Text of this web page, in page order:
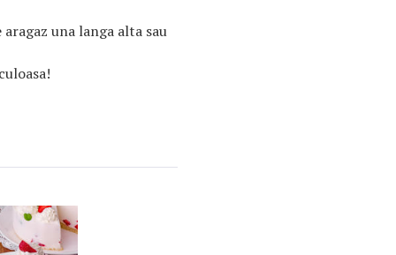
aragaz una langa alta sau